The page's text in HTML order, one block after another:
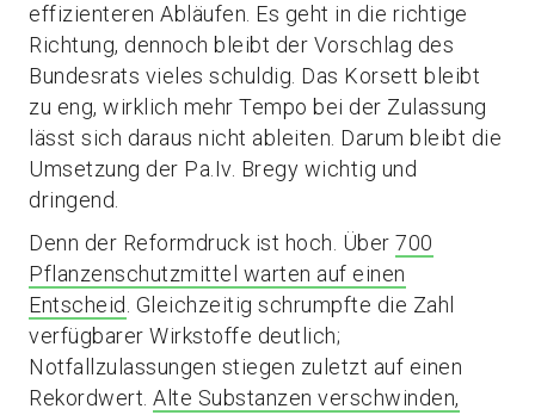
effizienteren Abläufen. Es geht in die richtige
Richtung, dennoch bleibt der Vorschlag des
Bundesrats vieles schuldig. Das Korsett bleibt
zu eng, wirklich mehr Tempo bei der Zulassung
lässt sich daraus nicht ableiten. Darum bleibt die
Umsetzung der Pa.Iv. Bregy wichtig und
dringend.
Denn der Reformdruck ist hoch. Über 700
Pflanzenschutzmittel warten auf einen
Entscheid . Gleichzeitig schrumpfte die Zahl
verfügbarer Wirkstoffe deutlich;
Notfallzulassungen stiegen zuletzt auf einen
Rekordwert. Alte Substanzen verschwinden,